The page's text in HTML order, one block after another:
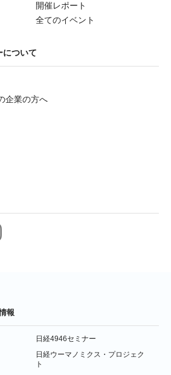
開催レポート
全てのイベント
について
企業の方へ
報
日経4946セミナー
日経ウーマノミクス・プロジェク
ト